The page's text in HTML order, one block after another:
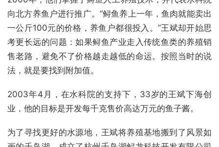
向北方养鱼户进行推广。“鲟鱼养上一年，鱼肉就能卖出
一公斤100元的价格，养鱼户都很投入。”王斌却开始思
考更长远的问题：如果鲟鱼产业走入传统鱼类的养殖销
售老路，避免不了价格越走越低的命运。按照当时的说
法，就是要找到附加值。
2003年4月，在水科院的支持下，33岁的王斌下海创
业，他的目标是开发每千克售价高达万元的鱼子酱。
为了寻找更好的水源地，王斌将养殖基地搬到了风景如